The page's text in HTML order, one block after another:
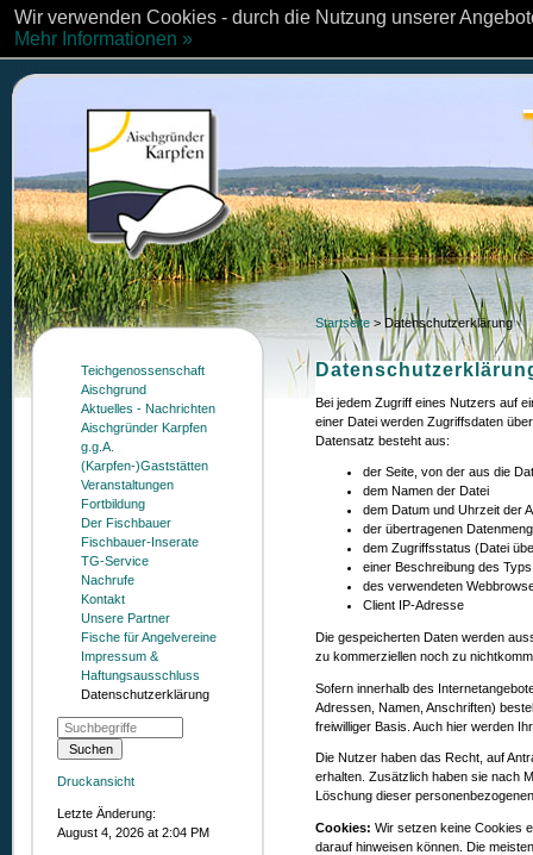
Startseite > Datenschutzerklärung
Teichgenossenschaft
Aischgrund
Aktuelles - Nachrichten
Aischgründer Karpfen
g.g.A.
(Karpfen-)Gaststätten
Veranstaltungen
Fortbildung
Der Fischbauer
Fischbauer-Inserate
TG-Service
Nachrufe
Kontakt
Unsere Partner
Fische für Angelvereine
Impressum &
Haftungsausschluss
Datenschutzerklärung
Druckansicht
Letzte Änderung:
August 4, 2026 at 2:04 PM
Bei jedem Zugriff eines Nutzers auf
einer Datei werden Zugriffsdaten
Datensatz besteht aus:
der Seite, von der aus die
dem Namen der Datei
dem Datum und Uhrzeit der
der übertragenen
dem Zugriffsstatus (Datei
einer Beschreibung des Typs
des verwendeten
Client IP-Adresse
Die gespeicherten Daten werden
zu kommerziellen noch zu
Sofern innerhalb des
Adressen, Namen, Anschriften)
freiwilliger Basis. Auch hier werden
Die Nutzer haben das Recht, auf
erhalten. Zusätzlich haben sie nach
Löschung dieser
Cookies: Wir setzen keine Cookies
darauf hinweisen können. Die
Wir verwenden Cookies - durch die Nutzung unserer
Mehr Informationen »